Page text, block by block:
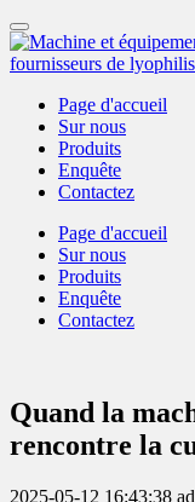
Page d'accueil
Sur nous
Produits
Enquête
Contactez
Page d'accueil
Sur nous
Produits
Enquête
Contactez
Quand la
rencontre la
2025-05-12 16:43:38